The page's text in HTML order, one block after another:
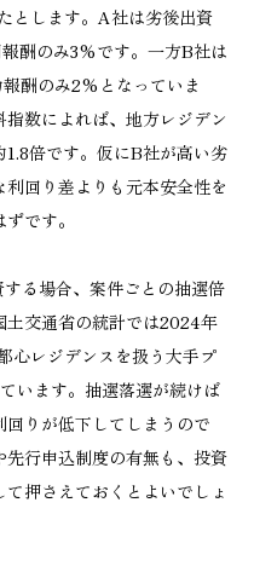
とします。A社は劣後出資
酬のみ3%です。一方B社は
酬のみ2%となっていま
数によれば、地方レジデン
倍です。仮にB社が高い劣
回り差よりも元本安全性を
です。
る場合、案件ごとの抽選倍
土交通省の統計では2024年
心レジデンスを扱う大手プ
います。抽選落選が続けば
りが低下してしまうので
行申込制度の有無も、投資
押さえておくとよいでしょ